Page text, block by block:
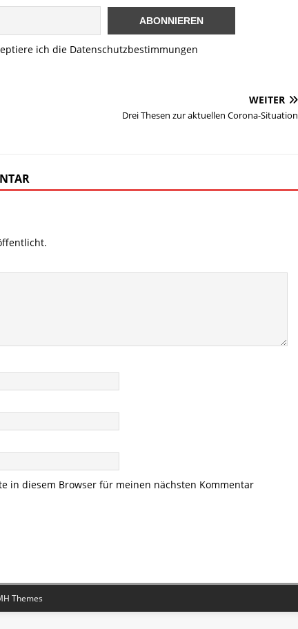
ich die Datenschutzbestimmungen
WEITER
Drei Thesen zur aktuellen Corona-Situation
in diesem Browser für meinen nächsten Kommentar
Themes